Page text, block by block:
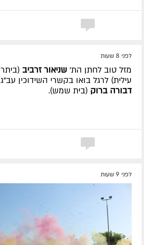
לפני 8 שעות
מזל טוב לחתן הת' שניאור זרביב (ביתר
עילית) לרגל בואו בקשרי השידוכין עב"ג
דבורה ברוק (בית שמש).
לפני 9 שעות